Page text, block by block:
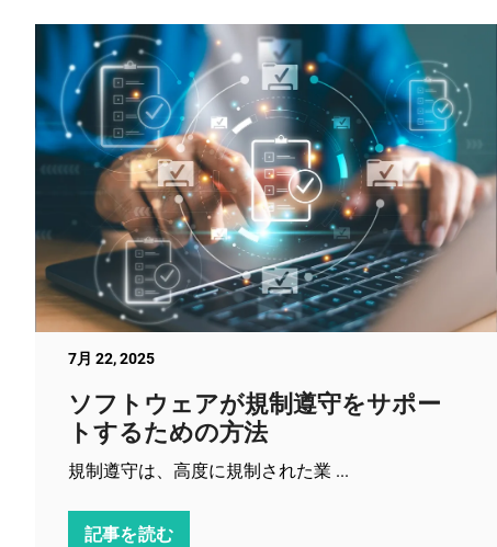
7月 22, 2025
ソフトウェアが規制遵守をサポー
トするための方法
規制遵守は、高度に規制された業 ...
記事を読む